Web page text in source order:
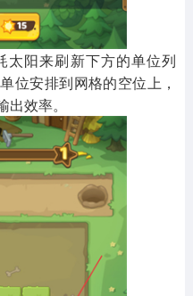
太阳来刷新下方的单位列
位安排到网格的空位上，
效率。